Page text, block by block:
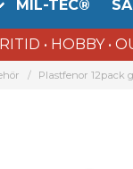
MIL-TEC®
• HOBBY •
Plastfenor 12pack